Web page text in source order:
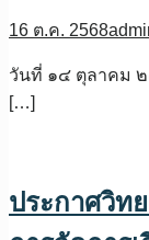
16 ต.ค. 2568
วันที่ ๑๔ ตุลาคม
[…]
ประกาศวิท